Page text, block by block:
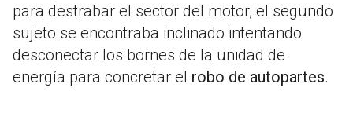
para destrabar el sector del motor, el segundo
sujeto se encontraba inclinado intentando
desconectar los bornes de la unidad de
energía para concretar el robo de autopartes.